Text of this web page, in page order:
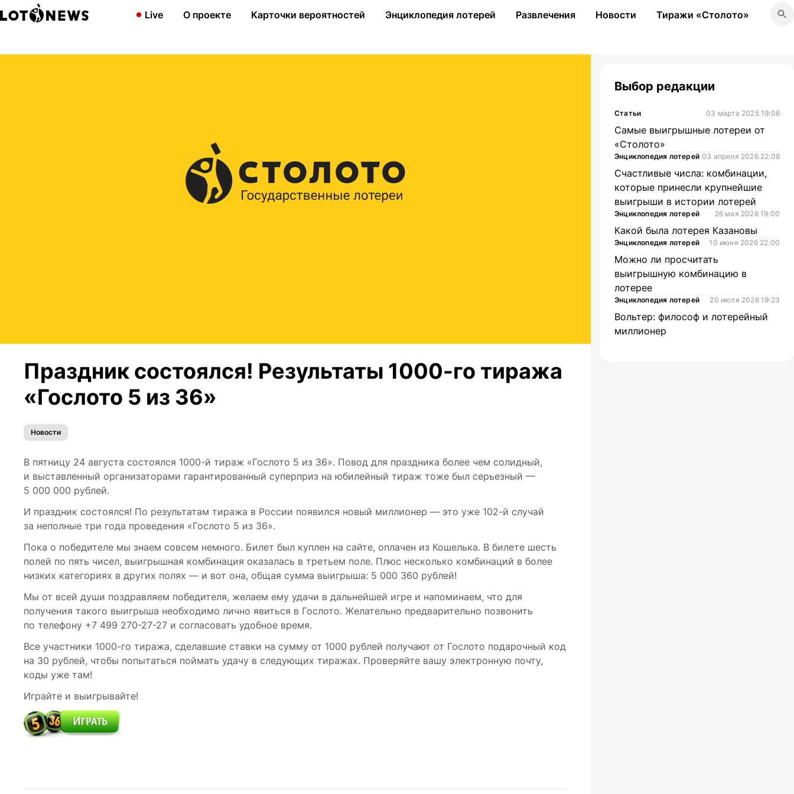
Live О проекте Карточки вероятностей Энциклопедия лотерей Развлечения Новости Тиражи «Столото»
Праздник состоялся! Результаты 1000-го тиража
«Гослото 5 из 36»
Новости
В пятницу 24 августа состоялся 1000-й тираж «Гослото 5 из 36». Повод для праздника более чем солидный,
и выставленный организаторами гарантированный суперприз на юбилейный тираж тоже был серьезный —
5 000 000 рублей.
И праздник состоялся! По результатам тиража в России появился новый миллионер — это уже 102-й случай
за неполные три года проведения «Гослото 5 из 36».
Пока о победителе мы знаем совсем немного. Билет был куплен на сайте, оплачен из Кошелька. В билете шесть
полей по пять чисел, выигрышная комбинация оказалась в третьем поле. Плюс несколько комбинаций в более
низких категориях в других полях — и вот она, общая сумма выигрыша: 5 000 360 рублей!
Мы от всей души поздравляем победителя, желаем ему удачи в дальнейшей игре и напоминаем, что для
получения такого выигрыша необходимо лично явиться в Гослото. Желательно предварительно позвонить
по телефону +7 499 270-27-27 и согласовать удобное время.
Все участники 1000-го тиража, сделавшие ставки на сумму от 1000 рублей получают от Гослото подарочный код
на 30 рублей, чтобы попытаться поймать удачу в следующих тиражах. Проверяйте вашу электронную почту,
коды уже там!
Играйте и выигрывайте!
Выбор редакции
Статьи 03 марта 2025 19:06
Самые выигрышные лотереи от
«Столото»
Энциклопедия лотерей 03 апреля 2026 22:08
Счастливые числа: комбинации,
которые принесли крупнейшие
выигрыши в истории лотерей
Энциклопедия лотерей 26 мая 2026 19:00
Какой была лотерея Казановы
Энциклопедия лотерей 10 июня 2026 22:00
Можно ли просчитать
выигрышную комбинацию в
лотерее
Энциклопедия лотерей 20 июля 2026 19:23
Вольтер: философ и лотерейный
миллионер